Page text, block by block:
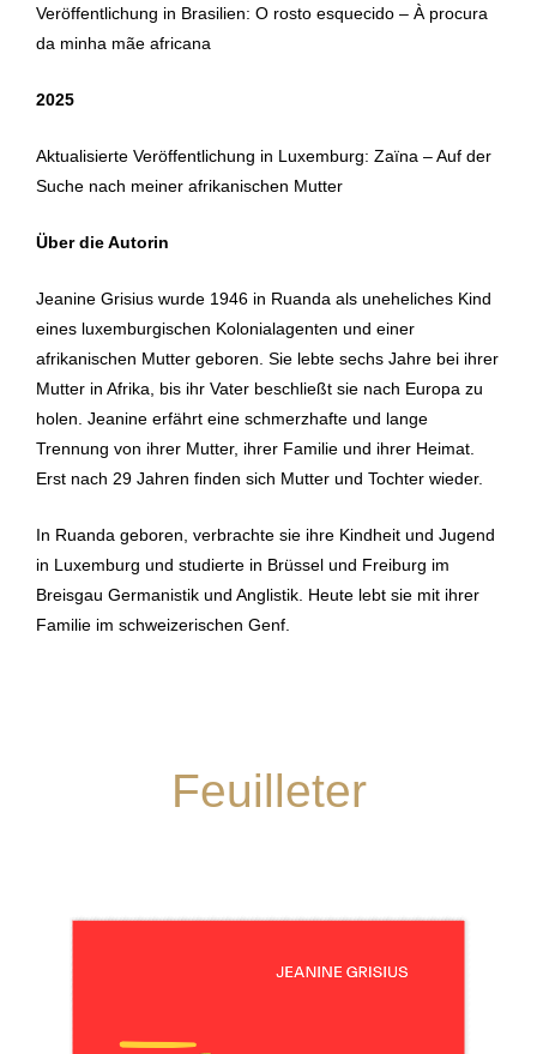
Veröffentlichung in Brasilien: O rosto esquecido – À procura
da minha mãe africana
2025
Aktualisierte Veröffentlichung in Luxemburg: Zaïna – Auf der
Suche nach meiner afrikanischen Mutter
Über die Autorin
Jeanine Grisius wurde 1946 in Ruanda als uneheliches Kind
eines luxemburgischen Kolonialagenten und einer
afrikanischen Mutter geboren. Sie lebte sechs Jahre bei ihrer
Mutter in Afrika, bis ihr Vater beschließt sie nach Europa zu
holen. Jeanine erfährt eine schmerzhafte und lange
Trennung von ihrer Mutter, ihrer Familie und ihrer Heimat.
Erst nach 29 Jahren finden sich Mutter und Tochter wieder.
In Ruanda geboren, verbrachte sie ihre Kindheit und Jugend
in Luxemburg und studierte in Brüssel und Freiburg im
Breisgau Germanistik und Anglistik. Heute lebt sie mit ihrer
Familie im schweizerischen Genf.
Feuilleter